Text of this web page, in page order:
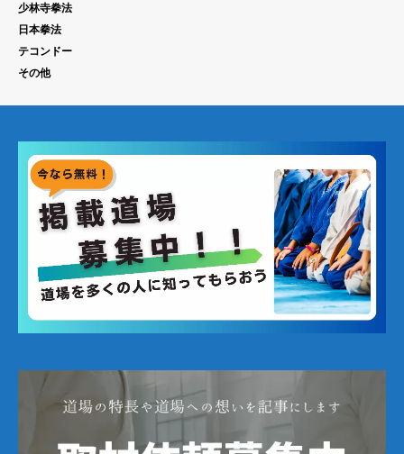
少林寺拳法
日本拳法
テコンドー
その他